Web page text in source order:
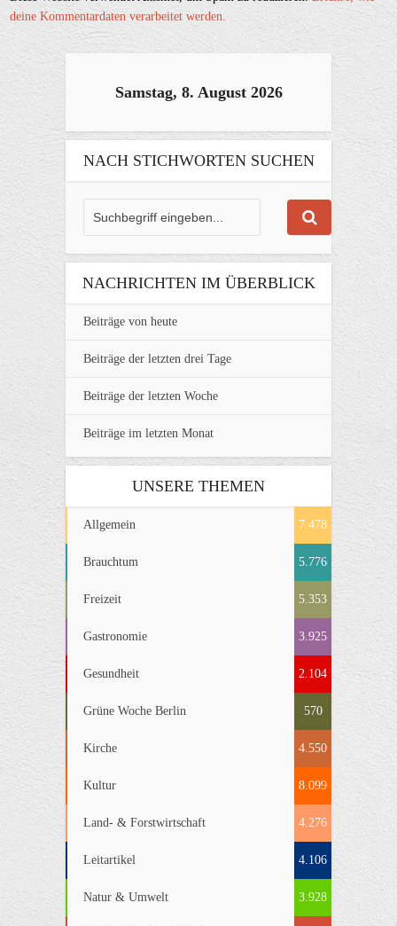
deine Kommentardaten verarbeitet werden.
Samstag, 8. August 2026
NACH STICHWORTEN SUCHEN
NACHRICHTEN IM ÜBERBLICK
Beiträge von heute
Beiträge der letzten drei Tage
Beiträge der letzten Woche
Beiträge im letzten Monat
UNSERE THEMEN
Allgemein 7.478
Brauchtum 5.776
Freizeit 5.353
Gastronomie 3.925
Gesundheit 2.104
Grüne Woche Berlin 570
Kirche 4.550
Kultur 8.099
Land- & Forstwirtschaft 4.276
Leitartikel 4.106
Natur & Umwelt 3.928